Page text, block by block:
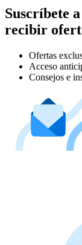
Suscríbete
recibir
Ofertas
Acceso
Consejos e